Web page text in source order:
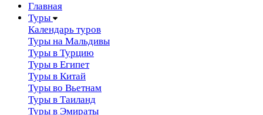
Главная
Туры
Календарь туров
Туры на Мальдивы
Туры в Турцию
Туры в Египет
Туры в Китай
Туры во Вьетнам
Туры в Таиланд
Туры в Эмираты